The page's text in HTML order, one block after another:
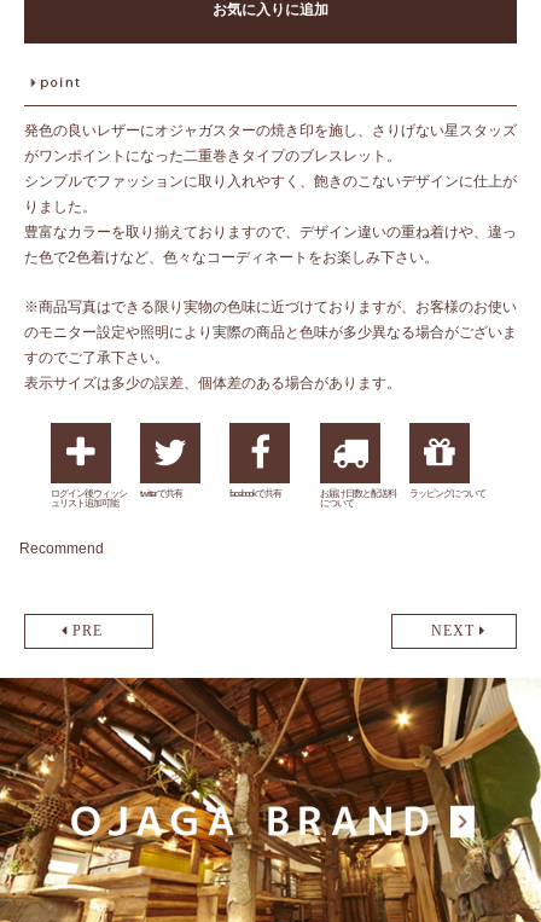
お気に入りに追加
発色の良いレザーにオジャガスターの焼き印を施し、さりげない星スタッズ
がワンポイントになった二重巻きタイプのブレスレット。
シンプルでファッションに取り入れやすく、飽きのこないデザインに仕上が
りました。
豊富なカラーを取り揃えておりますので、デザイン違いの重ね着けや、違っ
た色で2色着けなど、色々なコーディネートをお楽しみ下さい。
※商品写真はできる限り実物の色味に近づけておりますが、お客様のお使い
のモニター設定や照明により実際の商品と色味が多少異なる場合がございま
すのでご了承下さい。
表示サイズは多少の誤差、個体差のある場合があります。
ログイン後ウィッシ
ュリスト追加可能
twitterで共有 facebookで共有
お届け日数と配送料
について
ラッピングについて
Recommend